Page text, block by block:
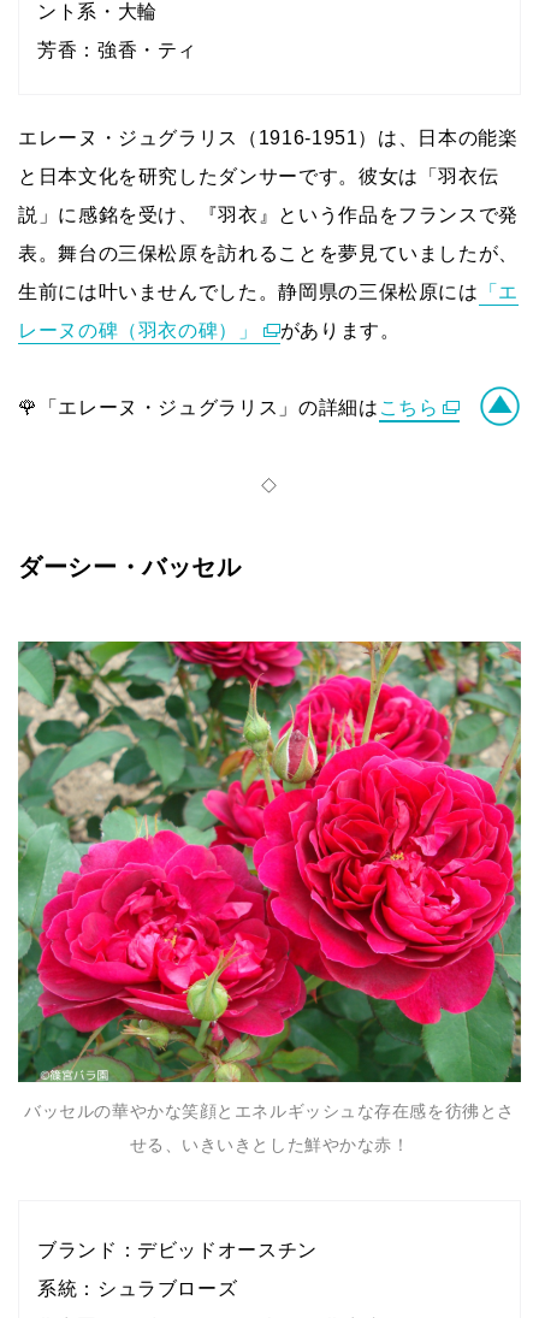
ント系・大輪
芳香：強香・ティ
エレーヌ・ジュグラリス（1916-1951）は、日本の能楽
と日本文化を研究したダンサーです。彼女は「羽衣伝
説」に感銘を受け、『羽衣』という作品をフランスで発
表。舞台の三保松原を訪れることを夢見ていましたが、
生前には叶いませんでした。静岡県の三保松原には
「エ
レーヌの碑（羽衣の碑）」
があります。
🌹「エレーヌ・ジュグラリス」の詳細は こちら
◇
ダーシー・バッセル
バッセルの華やかな笑顔とエネルギッシュな存在感を彷彿とさ
せる、いきいきとした鮮やかな赤！
ブランド：デビッドオースチン
系統：シュラブローズ